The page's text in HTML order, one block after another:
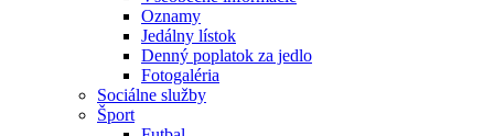
Oznamy
Jedálny lístok
Denný poplatok za jedlo
Fotogaléria
Sociálne služby
Šport